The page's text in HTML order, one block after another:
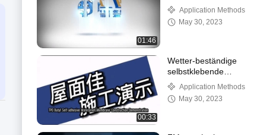
01:46
Membran Bondsure mit
dem nass Zement, zum
von Substrat-
Application Methods
May 30, 2023
00:33
Wetter-beständige
selbstklebende
Bondsure® TPO
Application Methods
May 30, 2023